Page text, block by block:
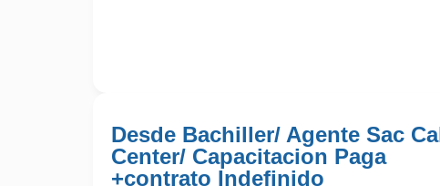
Desde Bachiller/ Agente Sac
Center/ Capacitacion Paga
+contrato Indefinido